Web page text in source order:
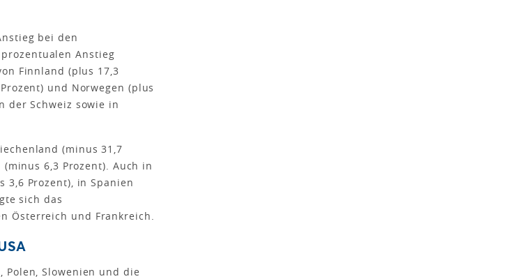
bei den
Anstieg
Finnland (plus 17,3
und Norwegen (plus
der Schweiz sowie in
(minus 31,7
6,3 Prozent). Auch in
3,6 Prozent), in Spanien
sich das
Österreich und Frankreich.
Polen, Slowenien und die